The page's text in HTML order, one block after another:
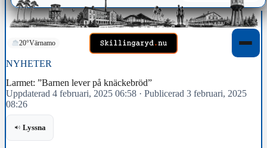
20°Värnamo
NYHETER
Larmet: ”Barnen lever på knäckebröd”
Uppdaterad 4 februari, 2025 06:58 · Publicerad 3 februari, 2025
08:26
Lyssna